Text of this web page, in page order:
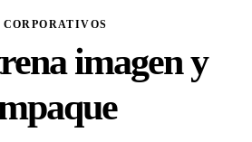
CORPORATIVOS
imagen y